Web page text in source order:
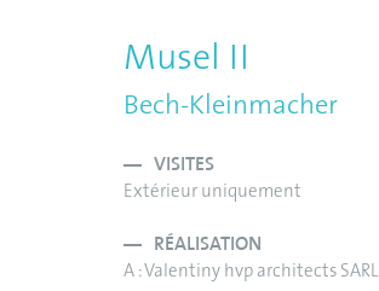
Musel II
Bech-Kleinmacher
VISITES
Extérieur uniquement
RÉALISATION
A : Valentiny hvp architects SARL